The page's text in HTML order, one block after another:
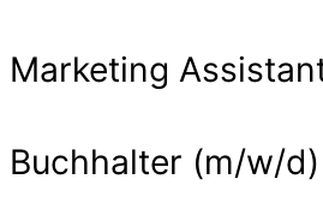
Marketing
Buchhalter (m/w/d)